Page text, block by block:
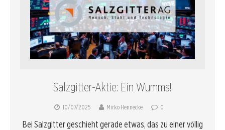
Salzgitter-Aktie: Ein Wumms!
10/07/2025 Mirko Hennecke 0
Bei Salzgitter geschieht gerade etwas, das zu einer völlig